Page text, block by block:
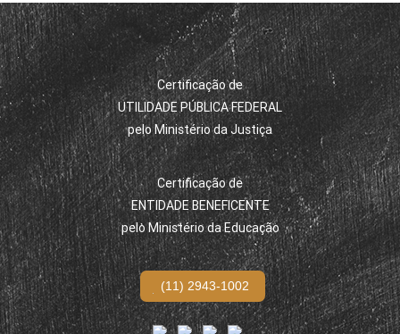
Certificação de
UTILIDADE PÚBLICA FEDERAL
pelo Ministério da Justiça
Certificação de
ENTIDADE BENEFICENTE
pelo Ministério da Educação
(11) 2943-1002